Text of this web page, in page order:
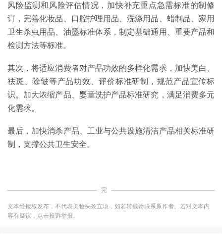
风险监测和风险评估情况，加快补充重点急需标准的制修
订，完善化妆品、口腔护理用品、洗涤用品、蜡制品、家用
卫生杀虫用品、油墨标准体系，制定基础通用、重要产品和
检测方法等标准。
其次，将适应消费者对产品功效的多样化需求，加快美白、
祛斑、除皱等产品功效、评价标准研制，规范产品宣传标
识。加大浓缩产品、婴童洗护产品标准研究，满足消费多元
化需求。
最后，加快消杀产品、工业与公共设施清洁产品相关标准研
制，支撑公共卫生安全。
完
文本经授权发布，不代表美妆头条立场，如若转载请联系原作者。若对文本内
容有疑议，点击投诉举报。